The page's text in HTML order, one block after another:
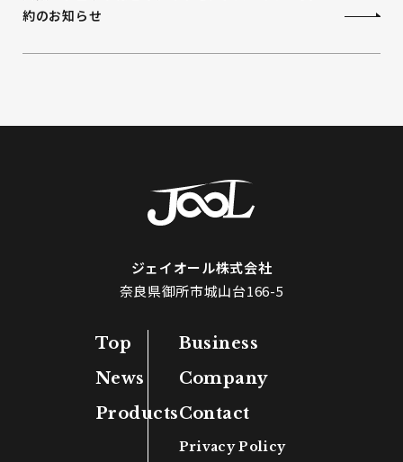
約のお知らせ
ジェイオール株式会社
奈良県御所市城山台166-5
Top
News
Products
Business
Company
Contact
Privacy Policy